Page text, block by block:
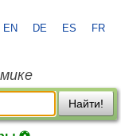
EN DE ES FR
Найти!